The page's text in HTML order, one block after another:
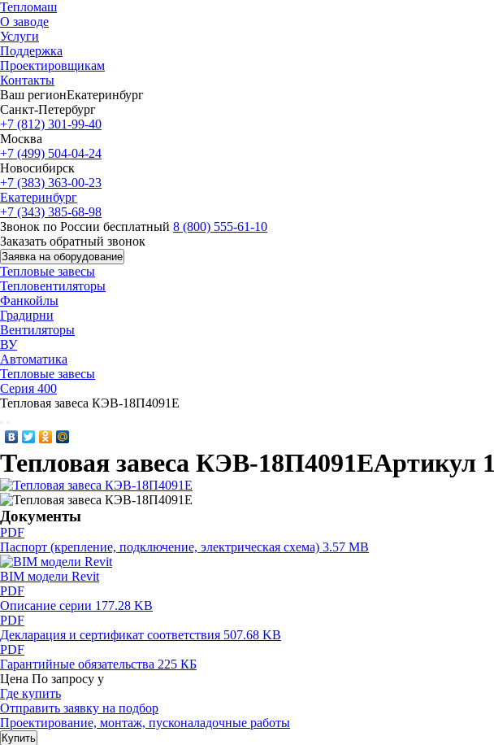
Тепломаш
О заводе
Услуги
Поддержка
Проектировщикам
Контакты
Ваш регионЕкатеринбург
Санкт-Петербург
+7 (812) 301-99-40
Москва
+7 (499) 504-04-24
Новосибирск
+7 (383) 363-00-23
Екатеринбург
+7 (343) 385-68-98
Звонок по России бесплатный 8 (800) 555-61-10
Заказать обратный звонок
Заявка на оборудование
Тепловые завесы
Тепловентиляторы
Фанкойлы
Градирни
Вентиляторы
ВУ
Автоматика
Тепловые завесы
Серия 400
Тепловая завеса КЭВ-18П4091Е
Тепловая завеса КЭВ-18П4091ЕАртикул
Документы
PDF
Паспорт (крепление, подключение, электрическая схема) 3.57 MB
BIM модели Revit
PDF
Описание серии 177.28 KB
PDF
Декларация и сертификат соответствия 507.68 KB
PDF
Гарантийные обязательства 225 КБ
Цена По запросу у
Где купить
Отправить заявку на подбор
Проектирование, монтаж, пусконаладочные работы
Купить